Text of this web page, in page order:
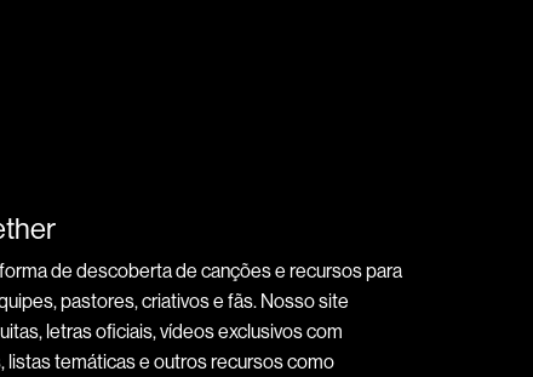
de descoberta de canções e recursos para
pastores, criativos e fãs. Nosso site
letras oficiais, vídeos exclusivos com
listas temáticas e outros recursos como